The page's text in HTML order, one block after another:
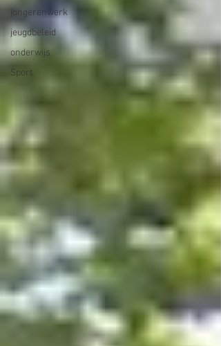
jongerenwerk
jeugdbeleid
onderwijs
Sport